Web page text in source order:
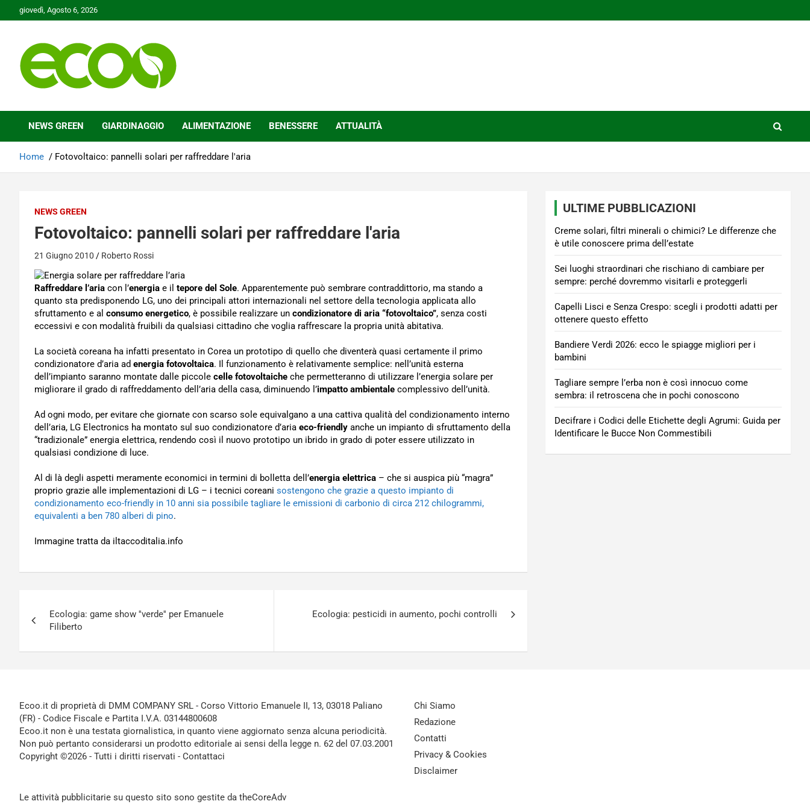
to
giovedì, Agosto 6, 2026
Ecoo.it
NEWS GREEN GIARDINAGGIO ALIMENTAZIONE BENESSERE ATTUALITÀ
Home Fotovoltaico: pannelli solari per raffreddare l'aria
NEWS GREEN
Fotovoltaico: pannelli solari per raffreddare l'aria
21 Giugno 2010 Roberto Rossi
Raffreddare l’aria con l’energia e il tepore del Sole. Apparentemente può sembrare contraddittorio, ma stando a
quanto sta predisponendo LG, uno dei principali attori internazionali nel settore della tecnologia applicata allo
sfruttamento e al consumo energetico, è possibile realizzare un condizionatore di aria “fotovoltaico”, senza costi
eccessivi e con modalità fruibili da qualsiasi cittadino che voglia raffrescare la propria unità abitativa.
La società coreana ha infatti presentato in Corea un prototipo di quello che diventerà quasi certamente il primo
condizionatore d’aria ad energia fotovoltaica. Il funzionamento è relativamente semplice: nell’unità esterna
dell’impianto saranno montate dalle piccole celle fotovoltaiche che permetteranno di utilizzare l’energia solare per
migliorare il grado di raffreddamento dell’aria della casa, diminuendo l’impatto ambientale complessivo dell’unità.
Ad ogni modo, per evitare che giornate con scarso sole equivalgano a una cattiva qualità del condizionamento interno
dell’aria, LG Electronics ha montato sul suo condizionatore d’aria eco-friendly anche un impianto di sfruttamento della
“tradizionale” energia elettrica, rendendo così il nuovo prototipo un ibrido in grado di poter essere utilizzato in
qualsiasi condizione di luce.
Al di là degli aspetti meramente economici in termini di bolletta dell’energia elettrica – che si auspica più “magra”
proprio grazie alle implementazioni di LG – i tecnici coreani sostengono che grazie a questo impianto di
condizionamento eco-friendly in 10 anni sia possibile tagliare le emissioni di carbonio di circa 212 chilogrammi,
equivalenti a ben 780 alberi di pino.
Immagine tratta da iltaccoditalia.info
articoli
Ecologia: game show ''verde'' per Emanuele
Filiberto
Ecologia: pesticidi in aumento, pochi controlli
ULTIME PUBBLICAZIONI
Creme solari, filtri minerali o chimici? Le differenze che
è utile conoscere prima dell’estate
Sei luoghi straordinari che rischiano di cambiare per
sempre: perché dovremmo visitarli e proteggerli
Capelli Lisci e Senza Crespo: scegli i prodotti adatti per
ottenere questo effetto
Bandiere Verdi 2026: ecco le spiagge migliori per i
bambini
Tagliare sempre l’erba non è così innocuo come
sembra: il retroscena che in pochi conoscono
Decifrare i Codici delle Etichette degli Agrumi: Guida per
Identificare le Bucce Non Commestibili
Ecoo.it di proprietà di DMM COMPANY SRL - Corso Vittorio Emanuele II, 13, 03018 Paliano
(FR) - Codice Fiscale e Partita I.V.A. 03144800608
Ecoo.it non è una testata giornalistica, in quanto viene aggiornato senza alcuna periodicità.
Non può pertanto considerarsi un prodotto editoriale ai sensi della legge n. 62 del 07.03.2001
Copyright ©2026 - Tutti i diritti riservati - Contattaci
Le attività pubblicitarie su questo sito sono gestite da theCoreAdv
Chi Siamo
Redazione
Contatti
Privacy & Cookies
Disclaimer